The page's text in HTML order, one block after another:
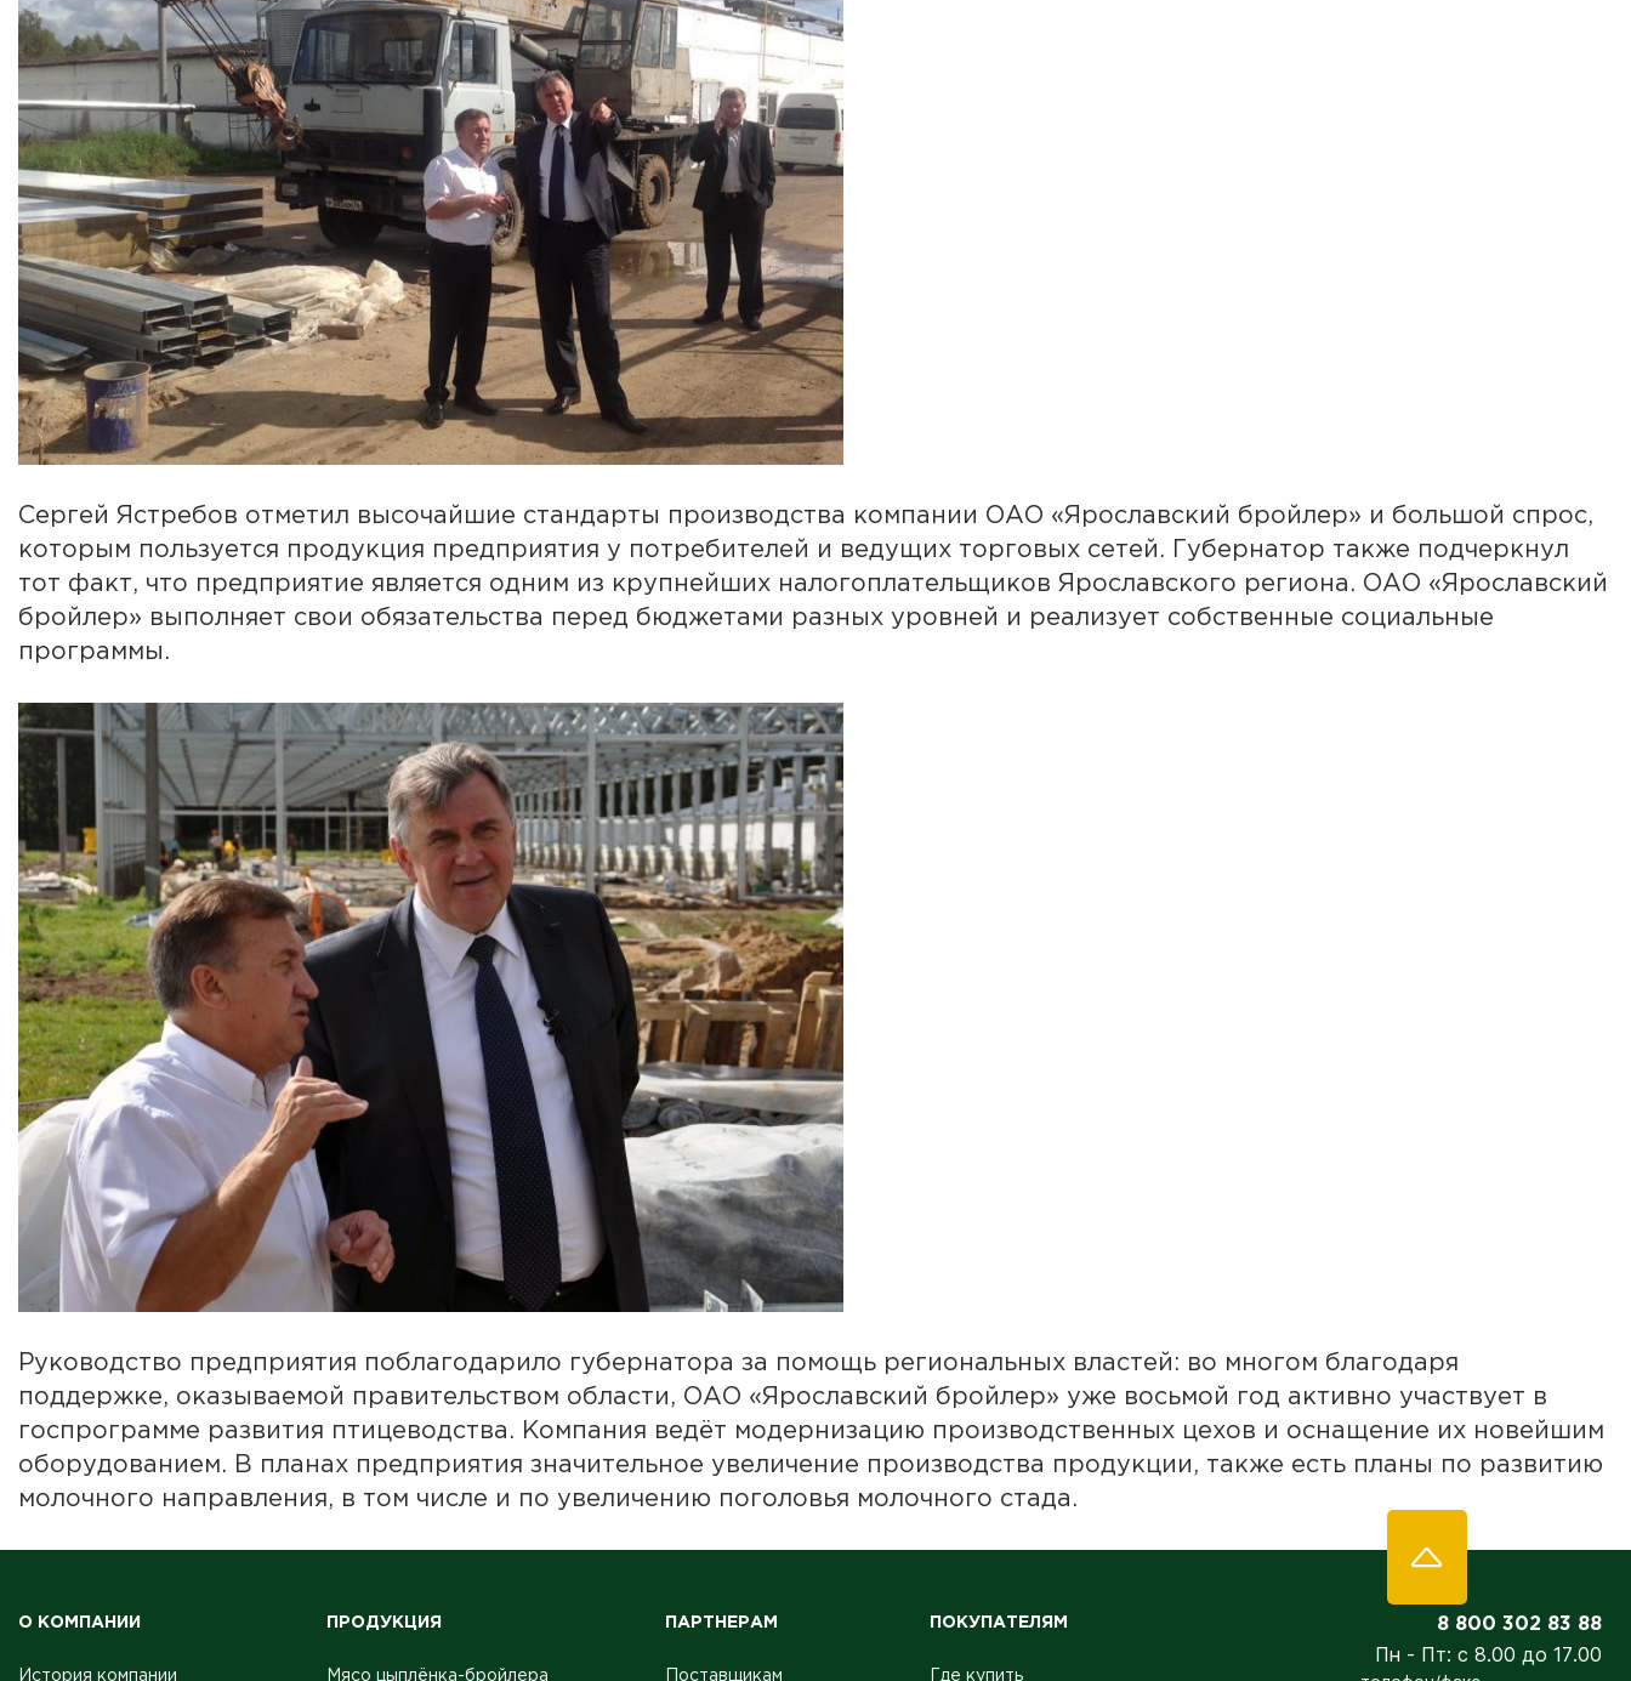
Сергей Ястребов отметил высочайшие стандарты производства компании ОАО «Ярославский бройлер» и большой спрос,
которым пользуется продукция предприятия у потребителей и ведущих торговых сетей. Губернатор также подчеркнул
тот факт, что предприятие является одним из крупнейших налогоплательщиков Ярославского региона. ОАО «Ярославский
бройлер» выполняет свои обязательства перед бюджетами разных уровней и реализует собственные социальные
программы.
Руководство предприятия поблагодарило губернатора за помощь региональных властей: во многом благодаря
поддержке, оказываемой правительством области, ОАО «Ярославский бройлер» уже восьмой год активно участвует в
госпрограмме развития птицеводства. Компания ведёт модернизацию производственных цехов и оснащение их новейшим
оборудованием. В планах предприятия значительное увеличение производства продукции, также есть планы по развитию
молочного направления, в том числе и по увеличению поголовья молочного стада.
О КОМПАНИИ
История компании
ПРОДУКЦИЯ
Мясо цыплёнка-бройлера
ПАРТНЕРАМ
Поставщикам
ПОКУПАТЕЛЯМ
Где купить
8 800 302 83 88
Пн - Пт: с 8.00 до 17.00